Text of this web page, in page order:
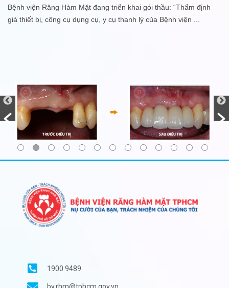
Bệnh viện Răng Hàm Mặt đang triển khai gói thầu: “Thẩm định
giá thiết bị, công cụ dụng cụ, y cụ thanh lý của Bệnh viện
1900 9489